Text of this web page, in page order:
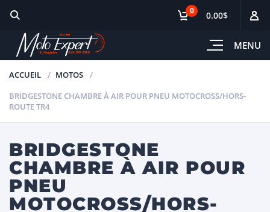
MENU
0 0.00$
ACCUEIL
MOTOS
BRIDGESTONE CHAMBRE À AIR POUR PNEU MOTOCROSS/HORS-
ROUTE TR4
BRIDGESTONE
CHAMBRE À AIR POUR
PNEU
MOTOCROSS/HORS-